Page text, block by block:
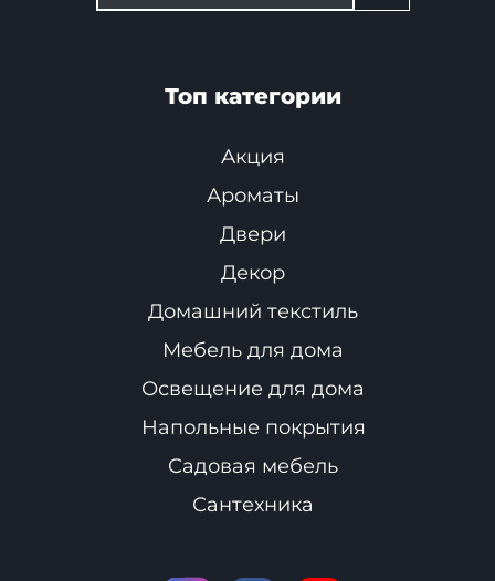
Топ категории
Акция
Ароматы
Двери
Декор
Домашний текстиль
Мебель для дома
Освещение для дома
Напольные покрытия
Садовая мебель
Сантехника